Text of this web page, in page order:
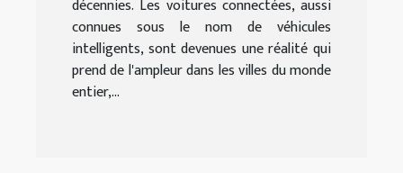
décennies. Les voitures connectées, aussi
connues sous le nom de véhicules
intelligents, sont devenues une réalité qui
prend de l'ampleur dans les villes du monde
entier,...